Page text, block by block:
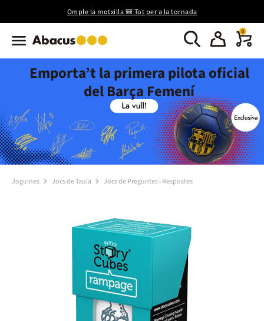
Omple la motxilla 🎒 Tot per a la tornada
0
Emporta’t la primera pilota oficial
del Barça Femení
Joguines Jocs de Taula Jocs de Preguntes i Respostes